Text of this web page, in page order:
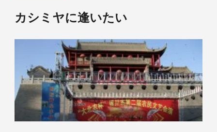
カシミヤに逢いたい